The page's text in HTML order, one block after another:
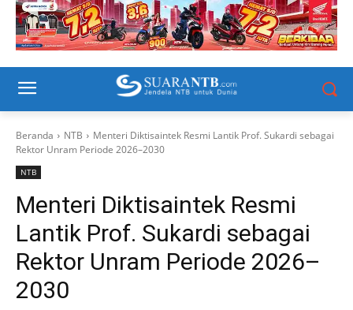
Beranda NTB
Menteri Diktisaintek Resmi Lantik Prof. Sukardi sebagai
Rektor Unram Periode 2026–2030
NTB
Menteri Diktisaintek Resmi
Lantik Prof. Sukardi sebagai
Rektor Unram Periode 2026–
2030